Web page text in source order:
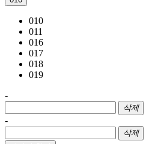
010
011
016
017
018
019
-
삭제
-
삭제